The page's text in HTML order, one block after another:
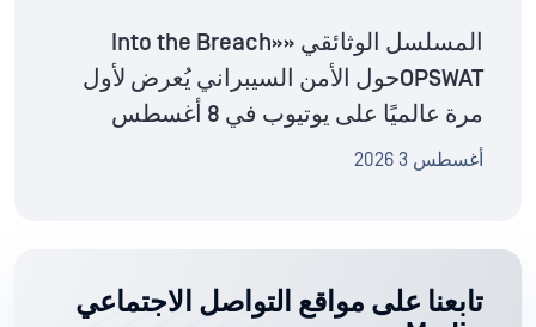
المسلسل الوثائقي «Into the Breach»
OPSWATحول الأمن السيبراني يُعرض لأول
مرة عالميًا على يوتيوب في 8 أغسطس
أغسطس 3 2026
تابعنا على مواقع التواصل الاجتماعي